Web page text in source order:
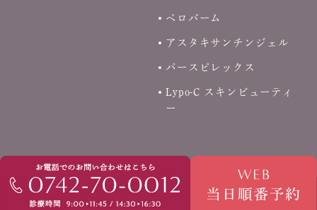
ペロバーム
アスタキサンチンジェル
パースピレックス
Lypo-C スキンビューティ
ー
Copyright © あゆみ皮フ科クリニック